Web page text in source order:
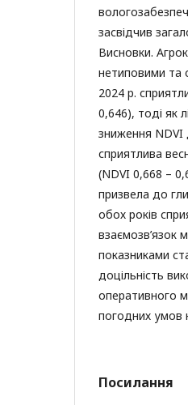
засвідчив
Висновки.
нетиповими та
2024 р.
0,646), тоді як
зниження NDVI
сприятлива
(NDVI 0,668 –
призвела до
обох років
взаємозв’язок
показниками
доцільність
оперативного
погодних умов
Посилання